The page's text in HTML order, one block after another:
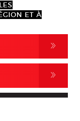
ET À
,
,